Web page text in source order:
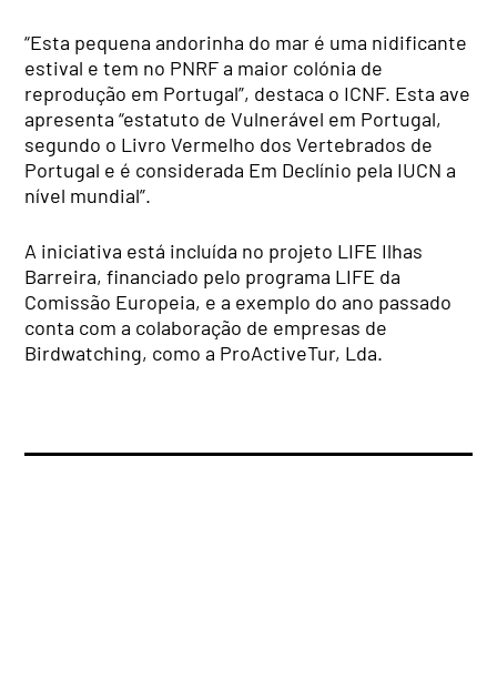
“Esta pequena andorinha do mar é uma nidificante
estival e tem no PNRF a maior colónia de
reprodução em Portugal”, destaca o ICNF. Esta ave
apresenta “estatuto de Vulnerável em Portugal,
segundo o Livro Vermelho dos Vertebrados de
Portugal e é considerada Em Declínio pela IUCN a
nível mundial”.
A iniciativa está incluída no projeto LIFE Ilhas
Barreira, financiado pelo programa LIFE da
Comissão Europeia, e a exemplo do ano passado
conta com a colaboração de empresas de
Birdwatching, como a ProActiveTur, Lda.